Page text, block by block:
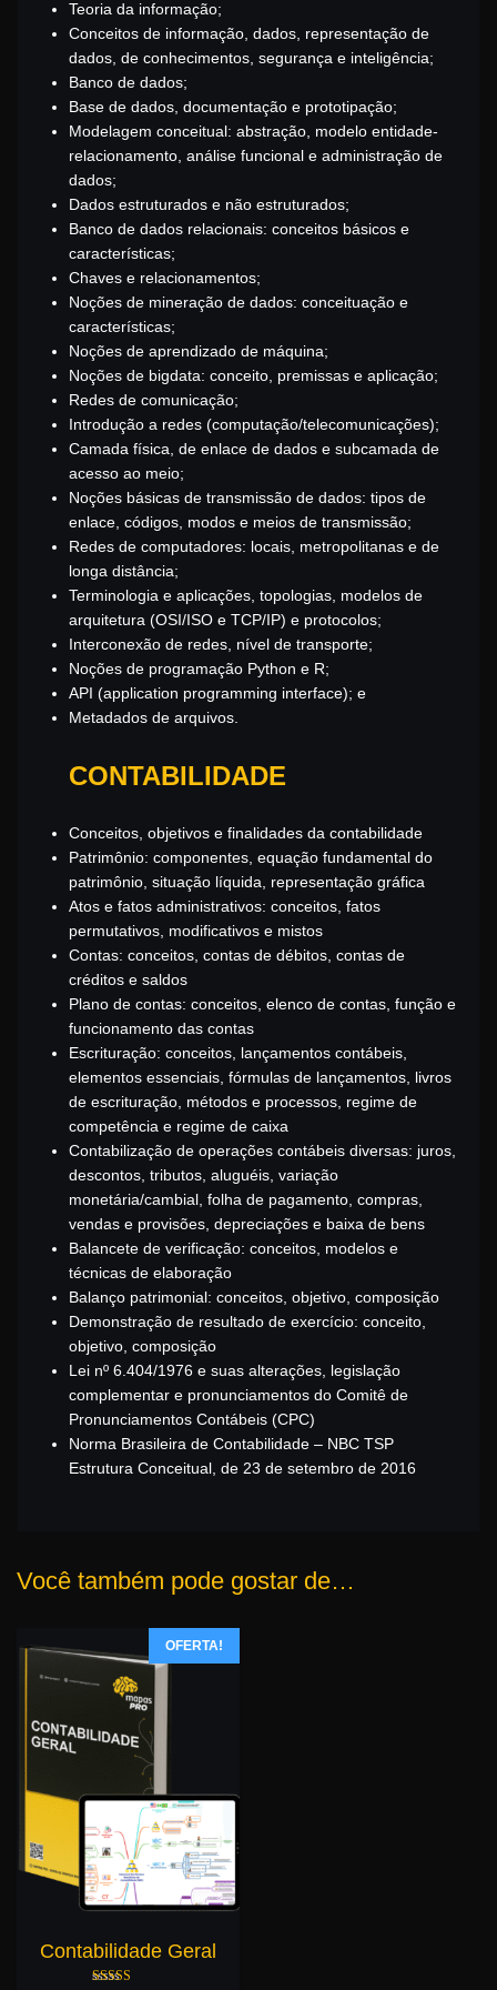
Teoria da informação;
Conceitos de informação, dados, representação de
dados, de conhecimentos, segurança e inteligência;
Banco de dados;
Base de dados, documentação e prototipação;
Modelagem conceitual: abstração, modelo entidade-
relacionamento, análise funcional e administração de
dados;
Dados estruturados e não estruturados;
Banco de dados relacionais: conceitos básicos e
características;
Chaves e relacionamentos;
Noções de mineração de dados: conceituação e
características;
Noções de aprendizado de máquina;
Noções de bigdata: conceito, premissas e aplicação;
Redes de comunicação;
Introdução a redes (computação/telecomunicações);
Camada física, de enlace de dados e subcamada de
acesso ao meio;
Noções básicas de transmissão de dados: tipos de
enlace, códigos, modos e meios de transmissão;
Redes de computadores: locais, metropolitanas e de
longa distância;
Terminologia e aplicações, topologias, modelos de
arquitetura (OSI/ISO e TCP/IP) e protocolos;
Interconexão de redes, nível de transporte;
Noções de programação Python e R;
API (application programming interface); e
Metadados de arquivos.
CONTABILIDADE
Conceitos, objetivos e finalidades da contabilidade
Patrimônio: componentes, equação fundamental do
patrimônio, situação líquida, representação gráfica
Atos e fatos administrativos: conceitos, fatos
permutativos, modificativos e mistos
Contas: conceitos, contas de débitos, contas de
créditos e saldos
Plano de contas: conceitos, elenco de contas, função e
funcionamento das contas
Escrituração: conceitos, lançamentos contábeis,
elementos essenciais, fórmulas de lançamentos, livros
de escrituração, métodos e processos, regime de
competência e regime de caixa
Contabilização de operações contábeis diversas: juros,
descontos, tributos, aluguéis, variação
monetária/cambial, folha de pagamento, compras,
vendas e provisões, depreciações e baixa de bens
Balancete de verificação: conceitos, modelos e
técnicas de elaboração
Balanço patrimonial: conceitos, objetivo, composição
Demonstração de resultado de exercício: conceito,
objetivo, composição
Lei nº 6.404/1976 e suas alterações, legislação
complementar e pronunciamentos do Comitê de
Pronunciamentos Contábeis (CPC)
Norma Brasileira de Contabilidade – NBC TSP
Estrutura Conceitual, de 23 de setembro de 2016
Você também pode gostar de…
OFERTA!
Contabilidade Geral